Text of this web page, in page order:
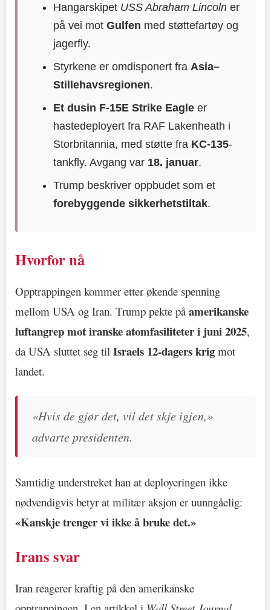
Hangarskipet USS Abraham Lincoln er
på vei motGulfen med støttefartøy og
jagerfly.
Styrkene er omdisponert fra Asia–
Stillehavsregionen.
Et dusin F-15E Strike Eagle er
hastedeployert fra RAF Lakenheath i
Storbritannia, med støtte fra KC-135-
tankfly. Avgang var 18. januar.
Trump beskriver oppbudet som et
forebyggende sikkerhetstiltak.
Hvorfor nå
Opptrappingen kommer etter økende spenning
mellom USA og Iran. Trump pekte påamerikanske
luftangrep mot iranske atomfasiliteter i juni 2025,
da USA sluttet seg til Israels 12-dagers krig mot
landet.
«Hvis de gjør det, vil det skje igjen,»
advarte presidenten.
Samtidig understreket han at deployeringen ikke
nødvendigvis betyr at militær aksjon er uunngåelig:
«Kanskje trenger vi ikke å bruke det.»
Irans svar
Iran reagerer kraftig på den amerikanske